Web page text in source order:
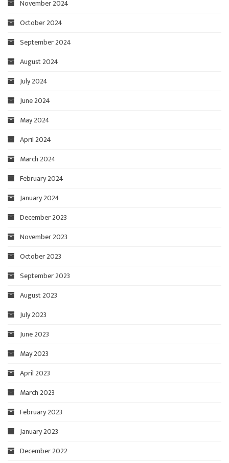
November 2024
October 2024
September 2024
August 2024
July 2024
June 2024
May 2024
April 2024
March 2024
February 2024
January 2024
December 2023
November 2023
October 2023
September 2023
August 2023
July 2023
June 2023
May 2023
April 2023
March 2023
February 2023
January 2023
December 2022